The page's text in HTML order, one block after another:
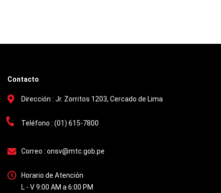
Contacto
Dirección : Jr. Zorritos 1203, Cercado de Lima
Teléfono : (01) 615-7800
Correo : onsv@mtc.gob.pe
Horario de Atención
L - V 9:00 AM a 6:00 PM